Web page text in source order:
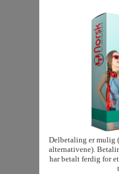
Delbetaling er mulig
alternativene).
har betalt ferdig for